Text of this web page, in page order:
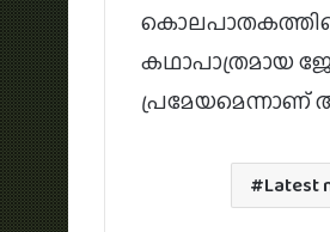
കഥാപാത്രമായ
Latest